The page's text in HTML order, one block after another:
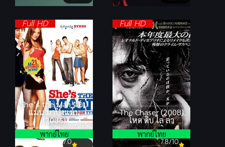
Full HD
She’s the Man แอบ
แมน มาปิ๊งแมน
(2006)
7.0
พากย์ไทย
Full HD
The Chaser (2008)
โหด ดิบ ไล่ ล่า
7.8/10
พากย์ไทย